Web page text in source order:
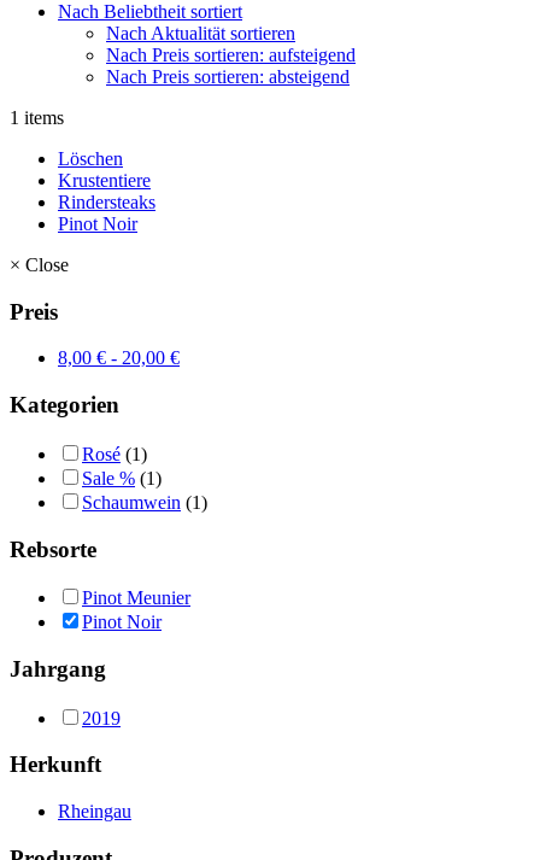
Nach Beliebtheit sortiert
Nach Aktualität sortieren
Nach Preis sortieren: aufsteigend
Nach Preis sortieren: absteigend
1 items
Löschen
Krustentiere
Rindersteaks
Pinot Noir
× Close
Preis
8,00 € - 20,00 €
Kategorien
Rosé (1)
Sale % (1)
Schaumwein (1)
Rebsorte
Pinot Meunier
Pinot Noir
Jahrgang
2019
Herkunft
Rheingau